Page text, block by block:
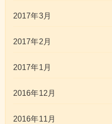
2017年3月
2017年2月
2017年1月
2016年12月
2016年11月